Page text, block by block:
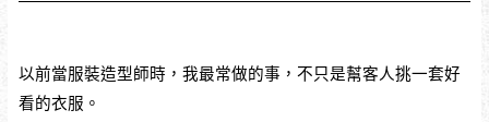
以前當服裝造型師時，我最常做的事，不只是幫客人挑一套好
看的衣服。